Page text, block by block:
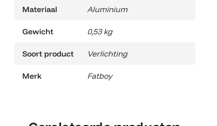
Materiaal Aluminium
Gewicht 0,53 kg
Soort product Verlichting
Merk Fatboy